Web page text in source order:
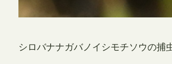
シロバナナガバノイシモチソウの捕